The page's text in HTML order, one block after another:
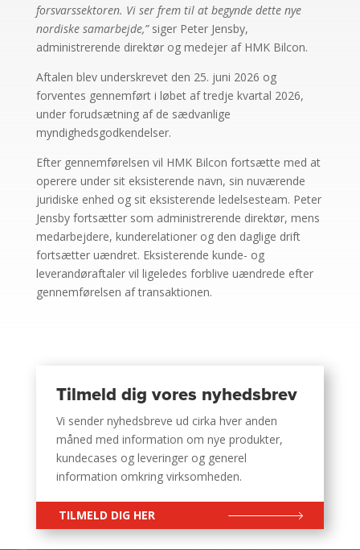
forsvarssektoren. Vi ser frem til at begynde dette nye
nordiske samarbejde,”siger Peter Jensby,
administrerende direktør og medejer af HMK Bilcon.
Aftalen blev underskrevet den 25. juni 2026 og
forventes gennemført i løbet af tredje kvartal 2026,
under forudsætning af de sædvanlige
myndighedsgodkendelser.
Efter gennemførelsen vil HMK Bilcon fortsætte med at
operere under sit eksisterende navn, sin nuværende
juridiske enhed og sit eksisterende ledelsesteam. Peter
Jensby fortsætter som administrerende direktør, mens
medarbejdere, kunderelationer og den daglige drift
fortsætter uændret. Eksisterende kunde- og
leverandøraftaler vil ligeledes forblive uændrede efter
gennemførelsen af transaktionen.
Tilmeld dig vores nyhedsbrev
Vi sender nyhedsbreve ud cirka hver anden
måned med information om nye produkter,
kundecases og leveringer og generel
information omkring virksomheden.
TILMELD DIG HER